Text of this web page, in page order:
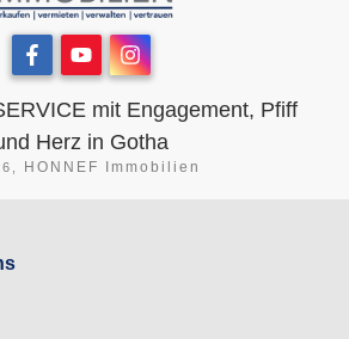
mit Engagement, Pfiff
Herz in Gotha
HONNEF Immobilien